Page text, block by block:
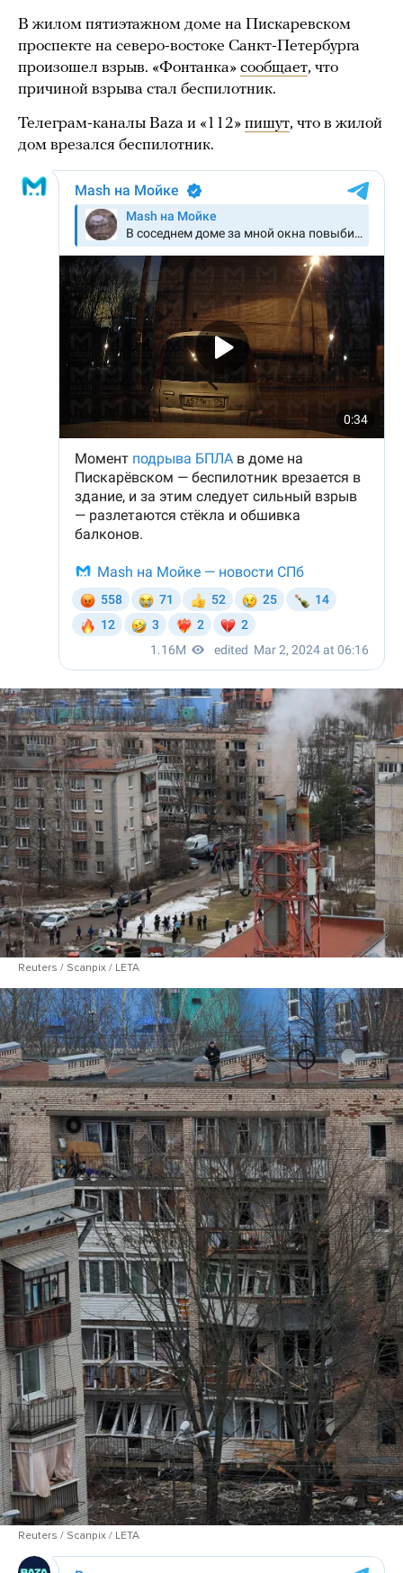
В жилом пятиэтажном доме на Пискаревском
проспекте на северо-востоке Санкт-Петербурга
произошел взрыв. «Фонтанка» сообщает, что
причиной взрыва стал беспилотник.
Телеграм-каналы Baza и «112» пишут, что в жилой
дом врезался беспилотник.
Reuters / Scanpix / LETA
Reuters / Scanpix / LETA